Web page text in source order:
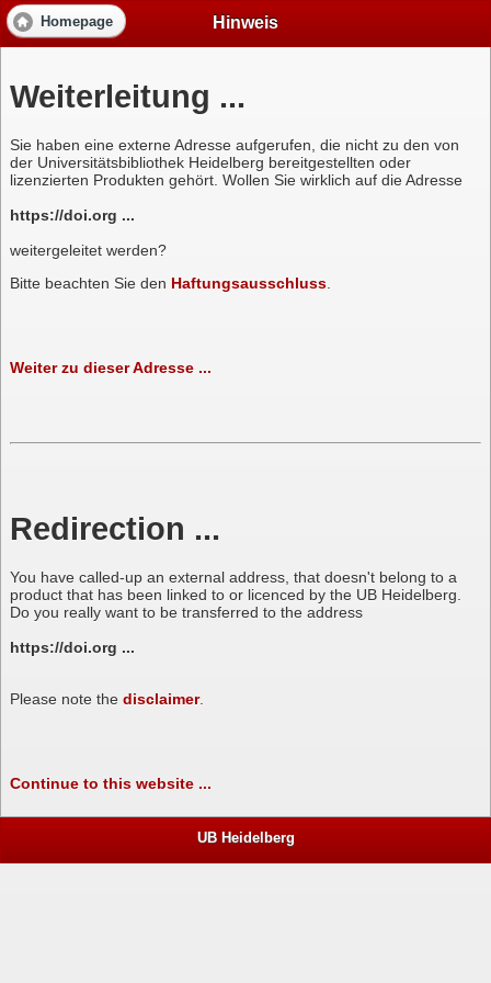
Homepage Hinweis
Weiterleitung ...
Sie haben eine externe Adresse aufgerufen, die nicht zu den von
der Universitätsbibliothek Heidelberg bereitgestellten oder
lizenzierten Produkten gehört. Wollen Sie wirklich auf die Adresse
https://doi.org ...
weitergeleitet werden?
Bitte beachten Sie den Haftungsausschluss.
Weiter zu dieser Adresse ...
Redirection ...
You have called-up an external address, that doesn't belong to a
product that has been linked to or licenced by the UB Heidelberg.
Do you really want to be transferred to the address
https://doi.org ...
Please note the disclaimer.
Continue to this website ...
UB Heidelberg